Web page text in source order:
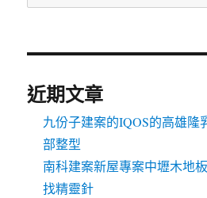
近期文章
九份子建案的IQOS的高雄隆
部整型
南科建案新屋專案中壢木地
找精靈針